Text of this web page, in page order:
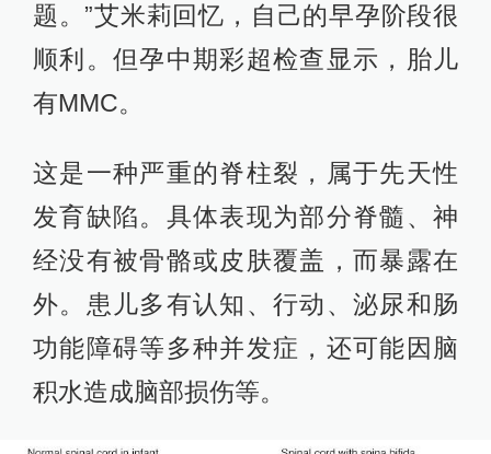
题。”艾米莉回忆，自己的早孕阶段很
顺利。但孕中期彩超检查显示，胎儿
有MMC。
这是一种严重的脊柱裂，属于先天性
发育缺陷。具体表现为部分脊髓、神
经没有被骨骼或皮肤覆盖，而暴露在
外。患儿多有认知、行动、泌尿和肠
功能障碍等多种并发症，还可能因脑
积水造成脑部损伤等。